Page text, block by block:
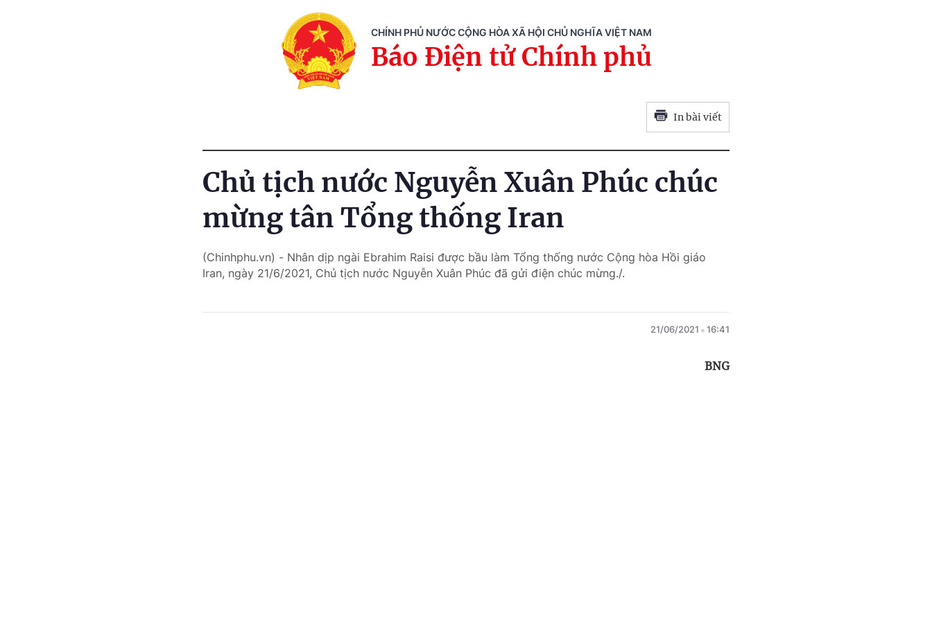
CHÍNH PHỦ NƯỚC CỘNG HÒA XÃ HỘI CHỦ NGHĨA VIỆT NAM
Báo Điện tử Chính phủ
In bài viết
Chủ tịch nước Nguyễn Xuân Phúc chúc
mừng tân Tổng thống Iran
(Chinhphu.vn) - Nhân dịp ngài Ebrahim Raisi được bầu làm Tổng thống nước Cộng hòa Hồi giáo
Iran, ngày 21/6/2021, Chủ tịch nước Nguyễn Xuân Phúc đã gửi điện chúc mừng./.
21/06/2021 16:41
BNG